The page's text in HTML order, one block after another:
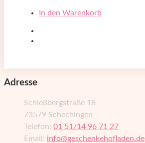
In den Warenkorb
Adresse
Schießbergstraße 18
73579 Schechingen
Telefon: 01 51/14 96 71 27
Email: info@geschenkehofladen.de